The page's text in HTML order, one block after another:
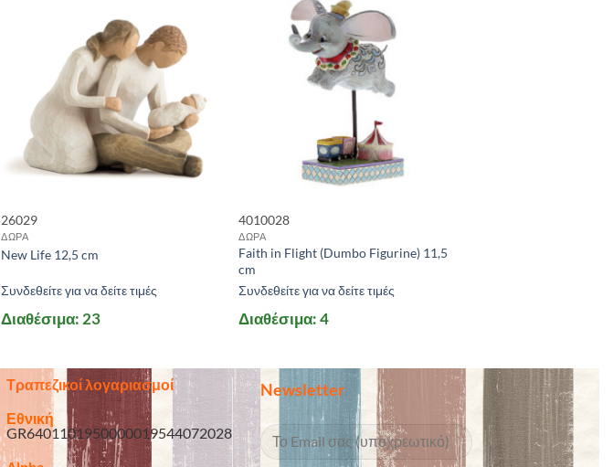
26029
ΔΩΡΑ
New Life 12,5 cm
Συνδεθείτε για να δείτε τιμές
Διαθέσιμα: 23
4010028
ΔΩΡΑ
Faith in Flight (Dumbo Figurine) 11,5
cm
Συνδεθείτε για να δείτε τιμές
Διαθέσιμα: 4
Τραπεζικοί λογαριασμοί
Εθνική
GR6401101950000019544072028
Newsletter